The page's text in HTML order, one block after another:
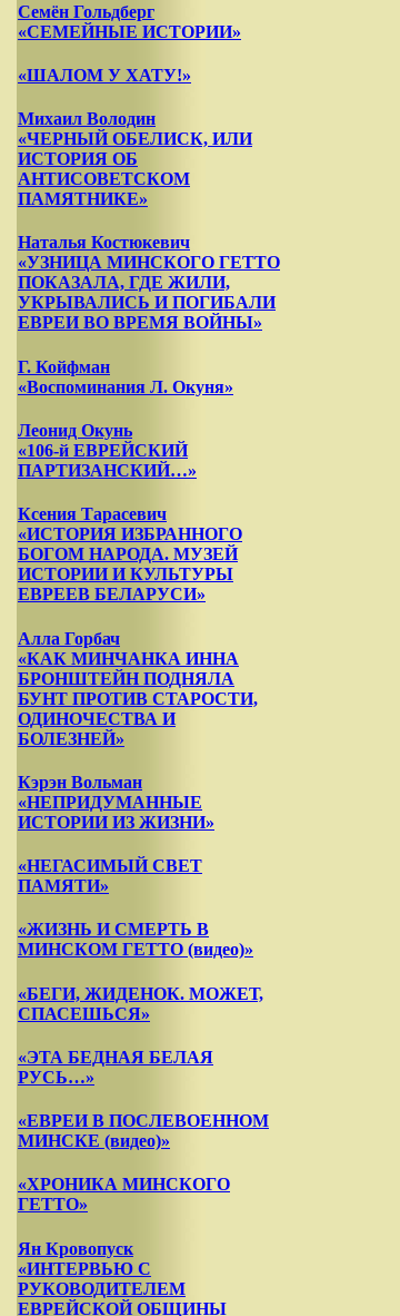
Семён Гольдберг
«СЕМЕЙНЫЕ ИСТОРИИ»
«ШАЛОМ У ХАТУ!»
Михаил Володин
«ЧЕРНЫЙ ОБЕЛИСК, ИЛИ
ИСТОРИЯ ОБ
АНТИСОВЕТСКОМ
ПАМЯТНИКЕ»
Наталья Костюкевич
«УЗНИЦА МИНСКОГО ГЕТТО
ПОКАЗАЛА, ГДЕ ЖИЛИ,
УКРЫВАЛИСЬ И ПОГИБАЛИ
ЕВРЕИ ВО ВРЕМЯ ВОЙНЫ»
Г. Койфман
«Воспоминания Л. Окуня»
Леонид Окунь
«106-й ЕВРЕЙСКИЙ
ПАРТИЗАНСКИЙ…»
Ксения Тарасевич
«ИСТОРИЯ ИЗБРАННОГО
БОГОМ НАРОДА. МУЗЕЙ
ИСТОРИИ И КУЛЬТУРЫ
ЕВРЕЕВ БЕЛАРУСИ»
Алла Горбач
«КАК МИНЧАНКА ИННА
БРОНШТЕЙН ПОДНЯЛА
БУНТ ПРОТИВ СТАРОСТИ,
ОДИНОЧЕСТВА И
БОЛЕЗНЕЙ»
Кэрэн Вольман
«НЕПРИДУМАННЫЕ
ИСТОРИИ ИЗ ЖИЗНИ»
«НЕГАСИМЫЙ СВЕТ
ПАМЯТИ»
«ЖИЗНЬ И СМЕРТЬ В
МИНСКОМ ГЕТТО (видео)»
«БЕГИ, ЖИДЕНОК. МОЖЕТ,
СПАСЕШЬСЯ»
«ЭТА БЕДНАЯ БЕЛАЯ
РУСЬ…»
«ЕВРЕИ В ПОСЛЕВОЕННОМ
МИНСКЕ (видео)»
«ХРОНИКА МИНСКОГО
ГЕТТО»
Ян Кровопуск
«ИНТЕРВЬЮ С
РУКОВОДИТЕЛЕМ
ЕВРЕЙСКОЙ ОБЩИНЫ